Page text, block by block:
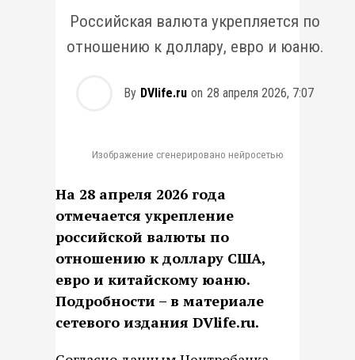
Российская валюта укрепляется по
отношению к доллару, евро и юаню.
By DVlife.ru on 28 апреля 2026, 7:07
Изображение сгенерировано нейросетью
На 28 апреля 2026 года
отмечается укрепление
российской валюты по
отношению к доллару США,
евро и китайскому юаню.
Подробности – в материале
сетевого издания DVlife.ru.